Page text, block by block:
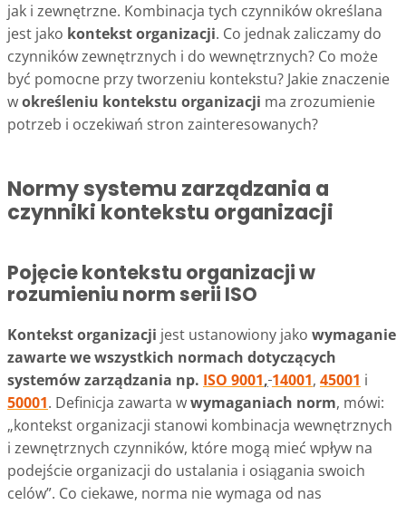
jak i zewnętrzne. Kombinacja tych czynników określana
jest jako kontekst organizacji. Co jednak zaliczamy do
czynników zewnętrznych i do wewnętrznych? Co może
być pomocne przy tworzeniu kontekstu? Jakie znaczenie
wokreśleniu kontekstu organizacji ma zrozumienie
potrzeb i oczekiwań stron zainteresowanych?
Normy systemu zarządzania a
czynniki kontekstu organizacji
Pojęcie kontekstu organizacji w
rozumieniu norm serii ISO
Kontekst organizacji jest ustanowiony jako wymaganie
zawarte we wszystkich normach dotyczących
systemów zarządzania np. ISO 9001, 14001, 45001 i
50001. Definicja zawarta wwymaganiach norm, mówi:
„kontekst organizacji stanowi kombinacja wewnętrznych
i zewnętrznych czynników, które mogą mieć wpływ na
podejście organizacji do ustalania i osiągania swoich
celów”. Co ciekawe, norma nie wymaga od nas